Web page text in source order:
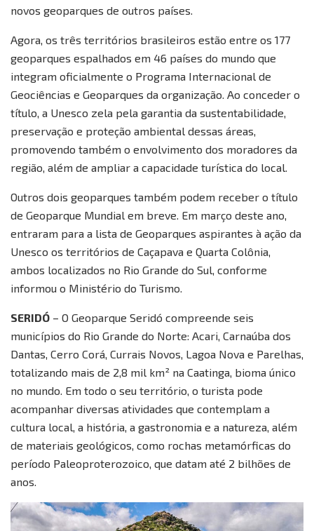
novos geoparques de outros países.
Agora, os três territórios brasileiros estão entre os 177
geoparques espalhados em 46 países do mundo que
integram oficialmente o Programa Internacional de
Geociências e Geoparques da organização. Ao conceder o
título, a Unesco zela pela garantia da sustentabilidade,
preservação e proteção ambiental dessas áreas,
promovendo também o envolvimento dos moradores da
região, além de ampliar a capacidade turística do local.
Outros dois geoparques também podem receber o título
de Geoparque Mundial em breve. Em março deste ano,
entraram para a lista de Geoparques aspirantes à ação da
Unesco os territórios de Caçapava e Quarta Colônia,
ambos localizados no Rio Grande do Sul, conforme
informou o Ministério do Turismo.
SERIDÓ – O Geoparque Seridó compreende seis
municípios do Rio Grande do Norte: Acari, Carnaúba dos
Dantas, Cerro Corá, Currais Novos, Lagoa Nova e Parelhas,
totalizando mais de 2,8 mil km² na Caatinga, bioma único
no mundo. Em todo o seu território, o turista pode
acompanhar diversas atividades que contemplam a
cultura local, a história, a gastronomia e a natureza, além
de materiais geológicos, como rochas metamórficas do
período Paleoproterozoico, que datam até 2 bilhões de
anos.